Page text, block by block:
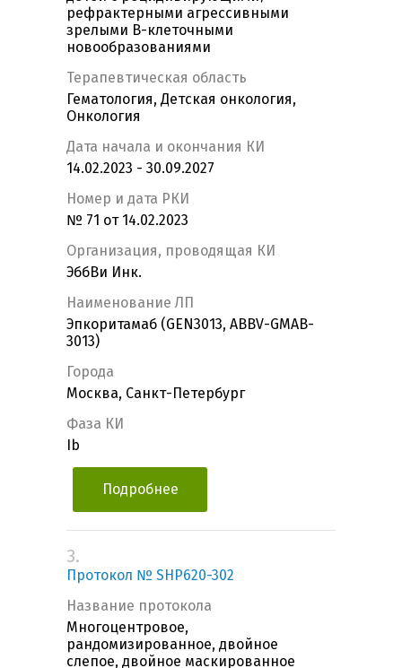
рефрактерными агрессивными
зрелыми В-клеточными
новообразованиями
Терапевтическая область
Гематология, Детская онкология,
Онкология
Дата начала и окончания КИ
14.02.2023 - 30.09.2027
Номер и дата РКИ
№ 71 от 14.02.2023
Организация, проводящая КИ
ЭббВи Инк.
Наименование ЛП
Эпкоритамаб (GEN3013, ABBV-GMAB-
3013)
Города
Москва, Санкт-Петербург
Фаза КИ
Ib
Подробнее
3.
Протокол № SHP620-302
Название протокола
Многоцентровое,
рандомизированное, двойное
слепое, двойное маскированное